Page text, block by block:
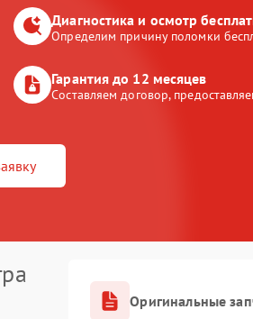
Диагностика и осмотр
Определим причину поломки
Гарантия до 12 месяцев
Составляем договор,
Оригинальные